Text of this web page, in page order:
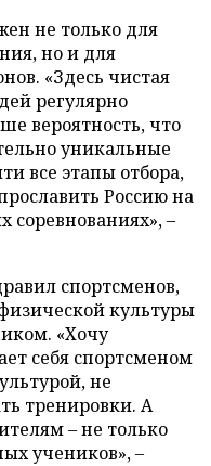
не только для
но и для
«Здесь чистая
регулярно
вероятность, что
уникальные
все этапы отбора,
Россию на
–
спортсменов,
культуры
«Хочу
себя спортсменом
не
тренировки. А
– не только
учеников», –